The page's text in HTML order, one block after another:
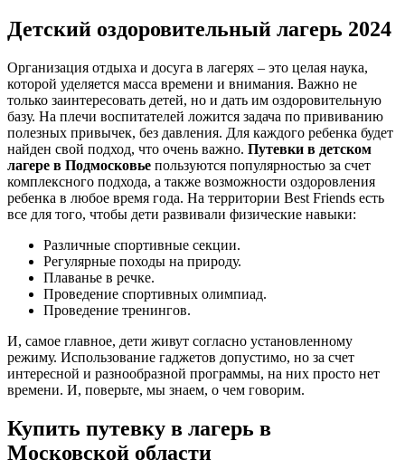
Детский оздоровительный лагерь 2024
Организация отдыха и досуга в лагерях – это целая наука,
которой уделяется масса времени и внимания. Важно не
только заинтересовать детей, но и дать им оздоровительную
базу. На плечи воспитателей ложится задача по прививанию
полезных привычек, без давления. Для каждого ребенка будет
найден свой подход, что очень важно. Путевки в детском
лагере в Подмосковье пользуются популярностью за счет
комплексного подхода, а также возможности оздоровления
ребенка в любое время года. На территории Best Friends есть
все для того, чтобы дети развивали физические навыки:
Различные спортивные секции.
Регулярные походы на природу.
Плаванье в речке.
Проведение спортивных олимпиад.
Проведение тренингов.
И, самое главное, дети живут согласно установленному
режиму. Использование гаджетов допустимо, но за счет
интересной и разнообразной программы, на них просто нет
времени. И, поверьте, мы знаем, о чем говорим.
Купить путевку в лагерь в
Московской области